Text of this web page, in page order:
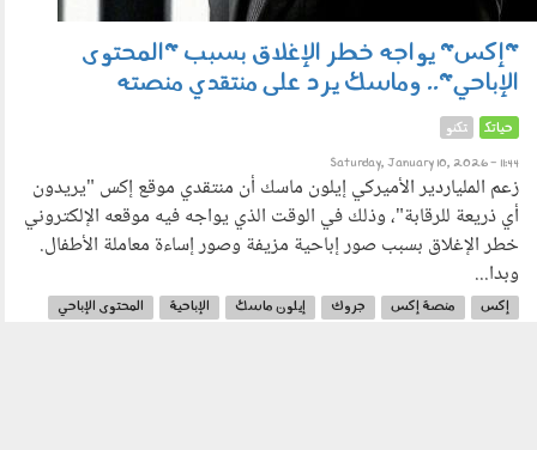
"إكس" يواجه خطر الإغلاق بسبب "المحتوى
الإباحي".. وماسك يرد على منتقدي منصته
حياتك تكنو
Saturday, January 10, 2026 - 11:44
زعم الملياردير الأميركي إيلون ماسك أن منتقدي موقع إكس "يريدون
أي ذريعة للرقابة"، وذلك في الوقت الذي يواجه فيه موقعه الإلكتروني
خطر الإغلاق بسبب صور إباحية مزيفة وصور إساءة معاملة الأطفال.
وبدا...
إكس منصة إكس جروك إيلون ماسك الإباحية
المحتوى الإباحي